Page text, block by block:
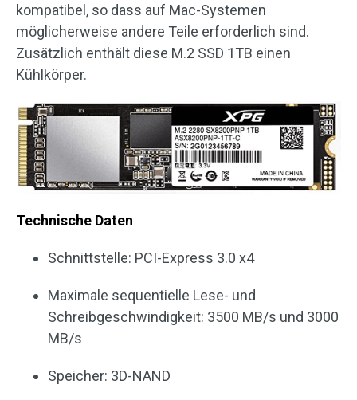
kompatibel, so dass auf Mac-Systemen
möglicherweise andere Teile erforderlich sind.
Zusätzlich enthält diese M.2 SSD 1TB einen
Kühlkörper.
Technische Daten
Schnittstelle: PCI-Express 3.0 x4
Maximale sequentielle Lese- und
Schreibgeschwindigkeit: 3500 MB/s und 3000
MB/s
Speicher: 3D-NAND